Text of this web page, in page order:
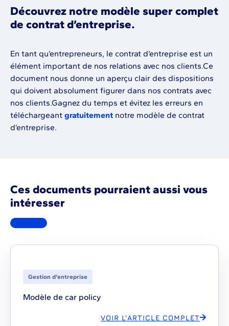
Découvrez notre modèle super complet
de contrat d’entreprise.
En tant qu’entrepreneurs, le contrat d’entreprise est un
élément important de nos relations avec nos clients.Ce
document nous donne un aperçu clair des dispositions
qui doivent absolument figurer dans nos contrats avec
nos clients.Gagnez du temps et évitez les erreurs en
téléchargeant gratuitement notre modèle de contrat
d’entreprise.
Ces documents pourraient aussi vous
intéresser
Gestion d'entreprise
Modèle de car policy
VOIR L'ARTICLE COMPLET